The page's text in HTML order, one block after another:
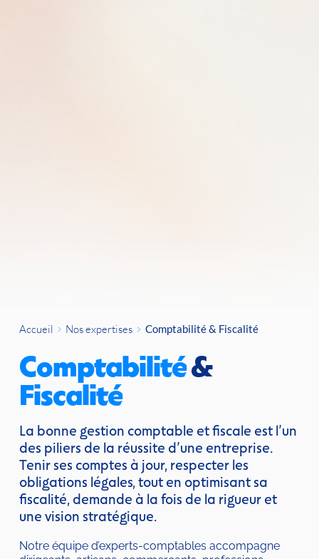
Accueil Nos expertises Comptabilité & Fiscalité
Comptabilité &
Fiscalité
La bonne gestion comptable et fiscale est l’un
des piliers de la réussite d’une entreprise.
Tenir ses comptes à jour, respecter les
obligations légales, tout en optimisant sa
fiscalité, demande à la fois de la rigueur et
une vision stratégique.
Notre équipe d’experts-comptables accompagne